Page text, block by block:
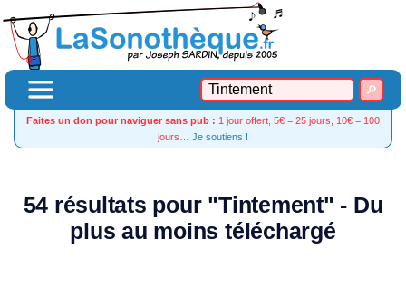
Faites un don pour naviguer sans pub : 1 jour offert, 5€ = 25 jours, 10€ = 100
jours… Je soutiens !
54 résultats pour "Tintement" - Du
plus au moins téléchargé